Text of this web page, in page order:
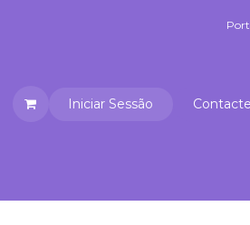
Iniciar Sessão